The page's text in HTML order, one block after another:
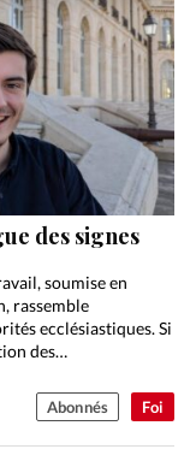
Foi
des signes
soumise en
rassemble
ecclésiastiques. Si
des…
Abonnés